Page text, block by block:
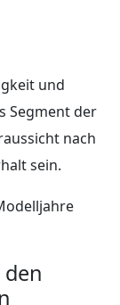
und
Segment der
nach
sein.
den